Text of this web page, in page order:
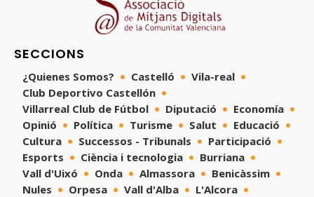
SECCIONS
¿Quienes Somos? Castelló
Vila-real
Club Deportivo Castellón
Villarreal Club de Fútbol
Diputació
Economía
Opinió
Política Turisme Salut
Educació
Cultura
Successos - Tribunals
Participació
Esports
Ciència i tecnologia
Burriana
Vall d'Uixó
Onda Almassora
Benicàssim
Nules
Orpesa Vall d'Alba
L'Alcora